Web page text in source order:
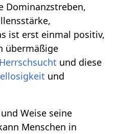
Dominanzstreben,
ist erst einmal positiv,
übermäßige
Herrschsucht und diese
und
Weise seine
Menschen in